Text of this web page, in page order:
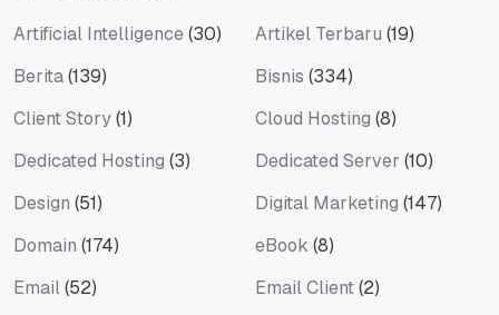
Artificial Intelligence (30) Artikel Terbaru (19)
Berita(139) Bisnis (334)
Client Story(1) Cloud Hosting (8)
Dedicated Hosting (3) Dedicated Server (10)
Design (51) Digital Marketing (147)
Domain (174) eBook (8)
Email(52) Email Client(2)